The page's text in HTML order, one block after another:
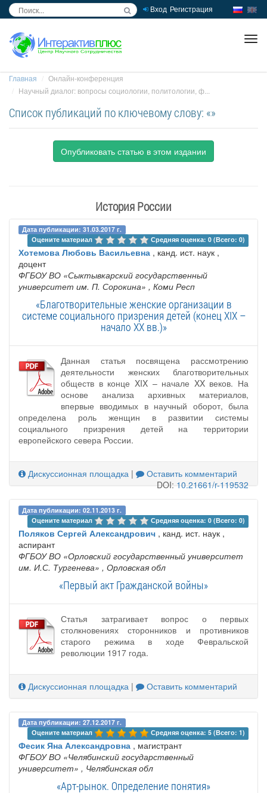
Вход Регистрация
Главная
Онлайн-конференция
Научный диалог: вопросы социологии, политологии, ф...
Список публикаций по ключевому слову: «»
Опубликовать статью в этом издании
История России
Дата публикации: 31.03.2017 г.
Оцените материал
Средняя оценка: 0 (Всего: 0)
Хотемова Любовь Васильевна , канд. ист. наук ,
доцент
ФГБОУ ВО «Сыктывкарский государственный
университет им. П. Сорокина» , Коми Респ
«Благотворительные женские организации в
системе социального призрения детей (конец XIX –
начало XX вв.)»
Данная статья посвящена рассмотрению
деятельности женских благотворительных
обществ в конце XIX – начале XX веков. На
основе анализа архивных материалов,
впервые вводимых в научный оборот, была
определена роль женщин в развитии системы
социального призрения детей на территории
европейского севера России.
Дискуссионная площадка |
Оставить комментарий
DOI:10.21661/r-119532
Дата публикации: 02.11.2013 г.
Оцените материал
Средняя оценка: 0 (Всего: 0)
Поляков Сергей Александрович , канд. ист. наук ,
аспирант
ФГБОУ ВО «Орловский государственный университет
им. И.С. Тургенева» , Орловская обл
«Первый акт Гражданской войны»
Статья затрагивает вопрос о первых
столкновениях сторонников и противников
старого режима в ходе Февральской
революции 1917 года.
Дискуссионная площадка | Оставить комментарий
Дата публикации: 27.12.2017 г.
Оцените материал
Средняя оценка: 5 (Всего: 1)
Фесик Яна Александровна , магистрант
ФГБОУ ВО «Челябинский государственный
университет» , Челябинская обл
«Арт-рынок. Определение понятия»